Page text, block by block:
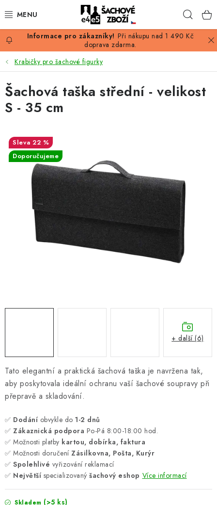
na
AKCE
ŠACHY
ŠACHOVÉ FIGURKY
ŠACHOVÉ HODINY
ŠACHOVÉ KNIHY
ŠACHOVÝ ANTIKVARIÁT
ONLINE ŠACHY
ŠACHOVÝ MERCH
Při nákupu nad 1 490 Kč
doprava zdarma.
Krabičky pro šachové figurky
Tato elegantní a praktická šachová taška je navržena tak,
aby poskytovala ideální ochranu vaší šachové soupravy při
přepravě a skladování.
✅ Dodání obvykle do 1-2 dnů
✅ Zákaznická podpora Po-Pá 8:00-18:00 hod.
✅ Možnosti platby kartou, dobírka, faktura
✅ Možnosti doručení Zásilkovna, Pošta, Kurýr
✅ Spolehlivé vyřizování reklamací
✅ Největší specializovaný šachový eshop Více informací
Skladem (>5 ks)
Šachová taška střední - velikost
S - 35 cm
22 %
Doporučujeme
+ další (6)